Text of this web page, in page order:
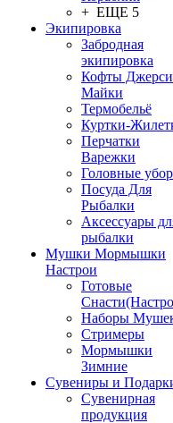
+ ЕЩЕ 5
Экипировка
Забродная
экипировка
Кофты Джерси
Майки
Термобельё
Куртки-
Перчатки
Варежки
Головные
Посуда Для
Рыбалки
Аксессуары
рыбалки
Мушки Мормышки
Настрои
Готовые
Наборы
Стримеры
Мормышки
Зимние
Сувениры и
Сувенирная
продукция